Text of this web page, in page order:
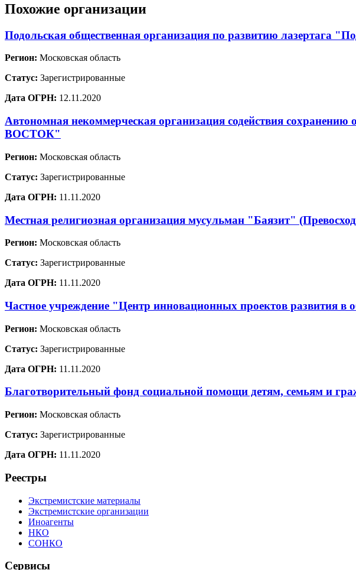
Похожие организации
Подольская общественная организация по развитию лазертага
Регион: Московская область
Статус: Зарегистрированные
Дата ОГРН: 12.11.2020
Автономная некоммерческая организация содействия
ВОСТОК"
Регион: Московская область
Статус: Зарегистрированные
Дата ОГРН: 11.11.2020
Местная религиозная организация мусульман "Баязит"
Регион: Московская область
Статус: Зарегистрированные
Дата ОГРН: 11.11.2020
Частное учреждение "Центр инновационных проектов развития в
Регион: Московская область
Статус: Зарегистрированные
Дата ОГРН: 11.11.2020
Благотворительный фонд социальной помощи детям, семьям и
Регион: Московская область
Статус: Зарегистрированные
Дата ОГРН: 11.11.2020
Реестры
Экстремистские материалы
Экстремистские организации
Иноагенты
НКО
СОНКО
Сервисы